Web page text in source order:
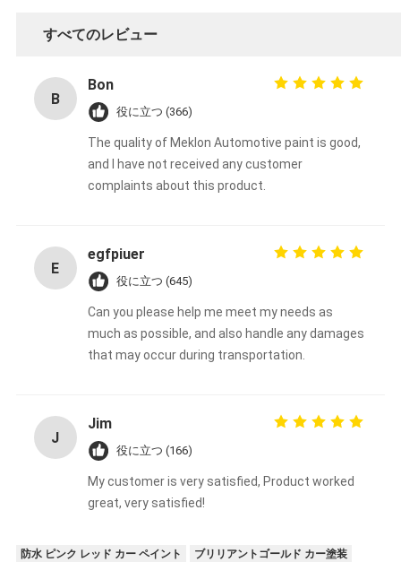
すべてのレビュー
B
Bon
役に立つ (366)
The quality of Meklon Automotive paint is good,
and I have not received any customer
complaints about this product.
E
egfpiuer
役に立つ (645)
Can you please help me meet my needs as
much as possible, and also handle any damages
that may occur during transportation.
J
Jim
役に立つ (166)
My customer is very satisfied, Product worked
great, very satisfied!
防水 ピンク レッド カー ペイント
ブリリアントゴールド カー塗装